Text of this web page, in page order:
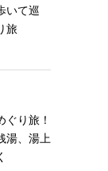
いて巡
旅
ぐり旅！
湯、湯上